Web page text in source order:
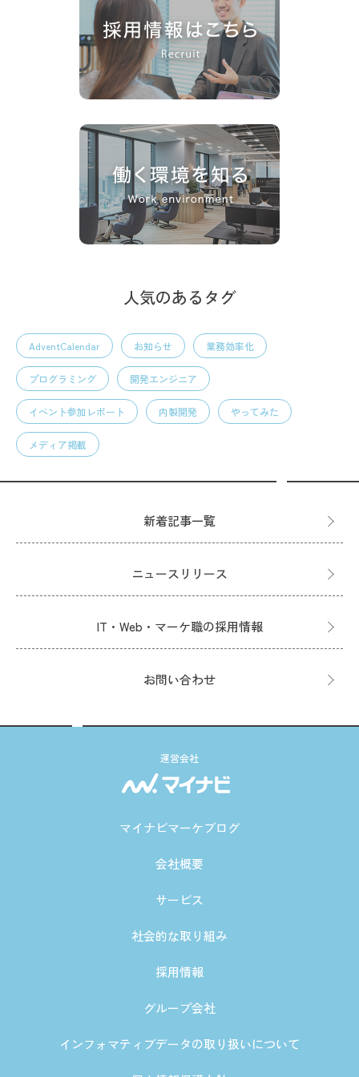
人気のあるタグ
AdventCalendar お知らせ 業務効率化
プログラミング 開発エンジニア
イベント参加レポート 内製開発 やってみた
メディア掲載
新着記事一覧
ニュースリリース
IT・Web・マーケ職の採用情報
お問い合わせ
運営会社
マイナビマーケブログ
会社概要
サービス
社会的な取り組み
採用情報
グループ会社
インフォマティブデータの取り扱いについて